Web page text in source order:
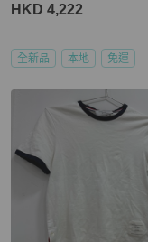
HKD 4,222
全新品 本地 免運